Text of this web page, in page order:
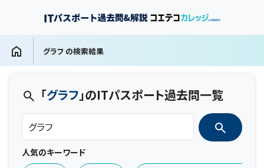
グラフ の検索結果
「グラフ」のITパスポート過去問一覧
人気のキーワード